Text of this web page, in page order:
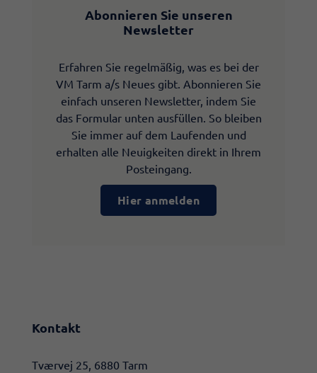
Abonnieren Sie unseren
Newsletter
Erfahren Sie regelmäßig, was es bei der
VM Tarm a/s Neues gibt. Abonnieren Sie
einfach unseren Newsletter, indem Sie
das Formular unten ausfüllen. So bleiben
Sie immer auf dem Laufenden und
erhalten alle Neuigkeiten direkt in Ihrem
Posteingang.
Hier anmelden
Kontakt
​​Tværvej 25, 6880 Tarm